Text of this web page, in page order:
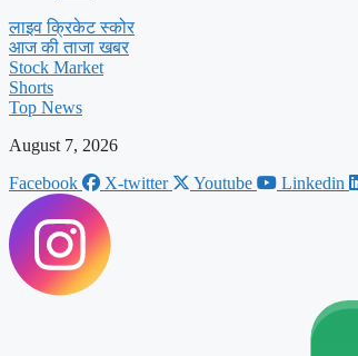
लाइव क्रिकेट स्कोर
आज की ताजा खबर
Stock Market
Shorts
Top News
August 7, 2026
Facebook
X-twitter Youtube Linkedin